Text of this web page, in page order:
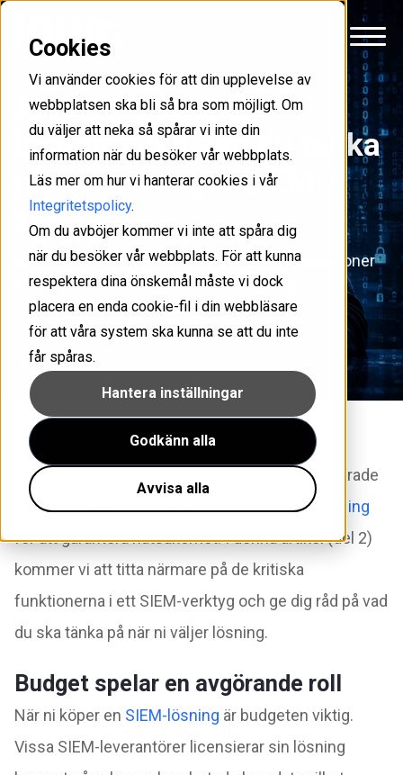
Cookies
Vi använder cookies för att din upplevelse av
webbplatsen ska bli så bra som möjligt. Om
du väljer att neka så spårar vi inte din
information när du besöker vår webbplats.
Läs mer om hur vi hanterar cookies i vår
Integritetspolicy.
Om du avböjer kommer vi inte att spåra dig
när du besöker vår webbplats. För att kunna
respektera dina önskemål måste vi dock
placera en enda cookie-fil i din webbläsare
för att våra system ska kunna se att du inte
får spåras.
Hantera inställningar
Godkänn alla
Avvisa alla
Att införa en SIEM-
lösning: Vad ska du tänka
på när du väljer SIEM-
verktyg?
Del 2 i vår serie med tips och råd för organisationer
som planerar att införa en SIEM-lösning.
IT-säkerhet
Verksamhetsnytta
Tobias Wedin
del ett av denna tvådelade artikelserie
diskuterade
varför organisationer bör införa en SIEM-lösning
för att garantera nätsäkerhet. I denna artikel (del 2)
kommer vi att titta närmare på de kritiska
funktionerna i ett SIEM-verktyg och ge dig råd på vad
du ska tänka på när ni väljer lösning.
Budget spelar en avgörande roll
När ni köper en SIEM-lösning är budgeten viktig.
Vissa SIEM-leverantörer licensierar sin lösning